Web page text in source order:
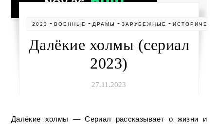
2023 -ВОЕННЫЕ - ДРАМЫ -ЗАРУБЕЖНЫЕ -
Далёкие холмы (сериал
2023)
27.11.2023
Далёкие холмы — Сериал рассказывает о жизни и